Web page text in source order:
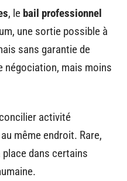
, le bail professionnel
une sortie possible à
sans garantie de
négociation, mais moins
activité
même endroit. Rare,
dans certains